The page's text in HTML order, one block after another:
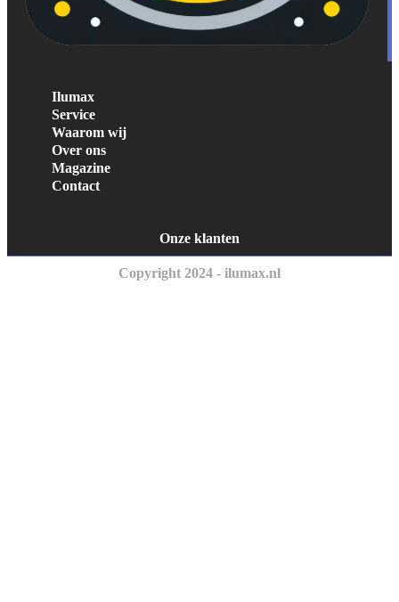
Ilumax
Service
Waarom wij
Over ons
Magazine
Contact
Onze klanten
Copyright 2024 - ilumax.nl